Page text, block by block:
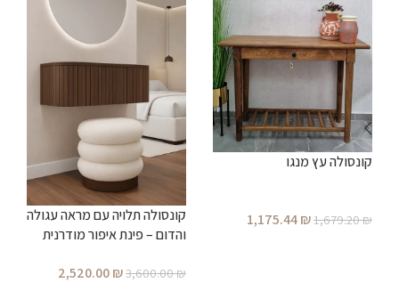
קונסולה עץ מנגו
1,679.20₪
1,175.44₪
קונסולה תלויה עם מראה עגולה
והדום – פינת איפור מודרנית
3,600.00₪
2,520.00₪